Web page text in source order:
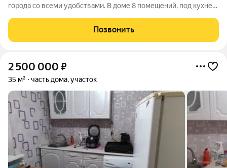
города со всеми удобствами. В доме 8 помещений, под кухней
Подсобное помещение 60 м2, с мастерской и летней кухней, с
водопроводом и
Позвонить
2 500 000 ₽
35 м² часть дома, участок